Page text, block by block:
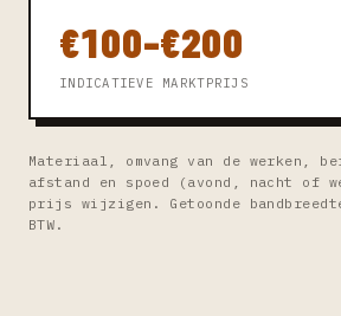
€100–€200
INDICATIEVE MARKTPRIJS
Materiaal, omvang van de werken,
afstand en spoed (avond, nacht of
prijs wijzigen. Getoonde
BTW.